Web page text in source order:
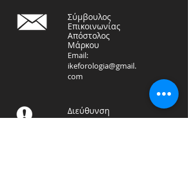
Σύμβουλος
Επικοινωνίας
Απόστολος
Μάρκου
Email:
ikeforologia@gmail.
com
Διεύθυνση
ΦΟΡΟΤΕΧΝΙΚΗ ΛΟΓΙΣΤΙΚΗ